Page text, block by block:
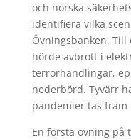
och norska
identifiera vilka
Övningsbanken. Till
hörde avbrott i
terrorhandlingar,
nederbörd. Tyvärr
pandemier tas
En första övning på